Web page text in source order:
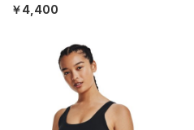
￥4,400